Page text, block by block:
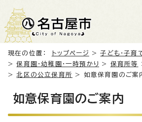
現在の位置： トップページ >子ども・子育
>保育園・幼稚園・一時預かり > 保育所等
>北区の公立保育所 > 如意保育園のご案
如意保育園のご案内